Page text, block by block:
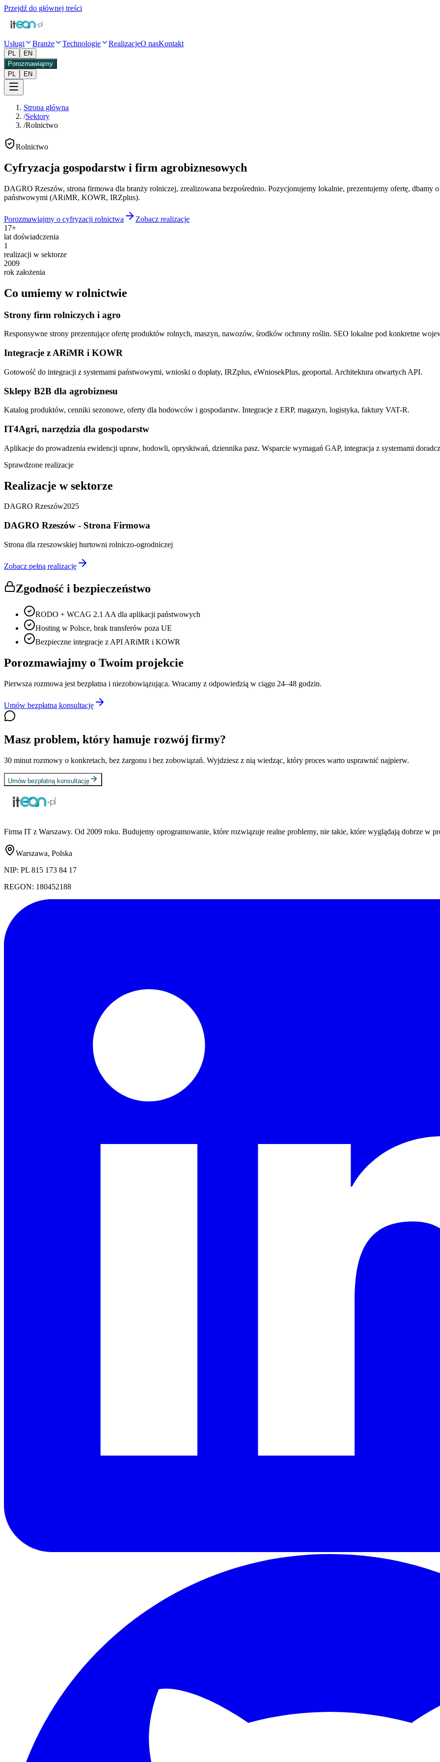
Przejdź do głównej treści
Usługi Branże Technologie RealizacjeO nasKontakt
PL
EN
Porozmawiajmy
PL
EN
Strona główna
/Sektory
/Rolnictwo
Rolnictwo
Cyfryzacja gospodarstw i firm agrobiznesowych
DAGRO Rzeszów, strona firmowa dla branży rolniczej, zrealizowana bezpośrednio. Pozycjonujemy lokalnie, prezentujemy ofertę, dbamy
państwowymi (ARiMR, KOWR, IRZplus).
Porozmawiajmy o cyfryzacji rolnictwa
Zobacz realizacje
17+
lat doświadczenia
1
realizacji w sektorze
2009
rok założenia
Co umiemy w rolnictwie
Strony firm rolniczych i agro
Responsywne strony prezentujące ofertę produktów rolnych, maszyn, nawozów, środków ochrony roślin. SEO lokalne pod konkretne
Integracje z ARiMR i KOWR
Gotowość do integracji z systemami państwowymi, wnioski o dopłaty, IRZplus, eWniosekPlus, geoportal. Architektura otwartych API.
Sklepy B2B dla agrobiznesu
Katalog produktów, cenniki sezonowe, oferty dla hodowców i gospodarstw. Integracje z ERP, magazyn, logistyka, faktury VAT-R.
IT4Agri, narzędzia dla gospodarstw
Aplikacje do prowadzenia ewidencji upraw, hodowli, opryskiwań, dziennika pasz. Wsparcie wymagań GAP, integracja z systemami
Sprawdzone realizacje
Realizacje w sektorze
DAGRO Rzeszów2025
DAGRO Rzeszów - Strona Firmowa
Strona dla rzeszowskiej hurtowni rolniczo-ogrodniczej
Zobacz pełną realizację
Zgodność i bezpieczeństwo
RODO + WCAG 2.1 AA dla aplikacji państwowych
Hosting w Polsce, brak transferów poza UE
Bezpieczne integracje z API ARiMR i KOWR
Porozmawiajmy o Twoim projekcie
Pierwsza rozmowa jest bezpłatna i niezobowiązująca. Wracamy z odpowiedzią w ciągu 24–48 godzin.
Umów bezpłatną konsultację
Masz problem, który hamuje rozwój firmy?
30 minut rozmowy o konkretach, bez żargonu i bez zobowiązań. Wyjdziesz z nią wiedząc, który proces warto usprawnić najpierw.
Umów bezpłatną konsultację
Firma IT z Warszawy. Od 2009 roku. Budujemy oprogramowanie, które rozwiązuje realne problemy, nie takie, które wyglądają dobrze w
Warszawa, Polska
NIP: PL 815 173 84 17
REGON: 180452188